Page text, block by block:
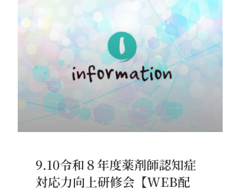
9.10令和８年度薬剤師認知症
対応力向上研修会【WEB配